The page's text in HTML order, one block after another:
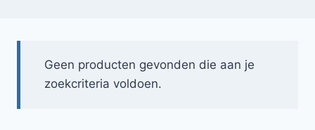
Geen producten gevonden die aan je
zoekcriteria voldoen.